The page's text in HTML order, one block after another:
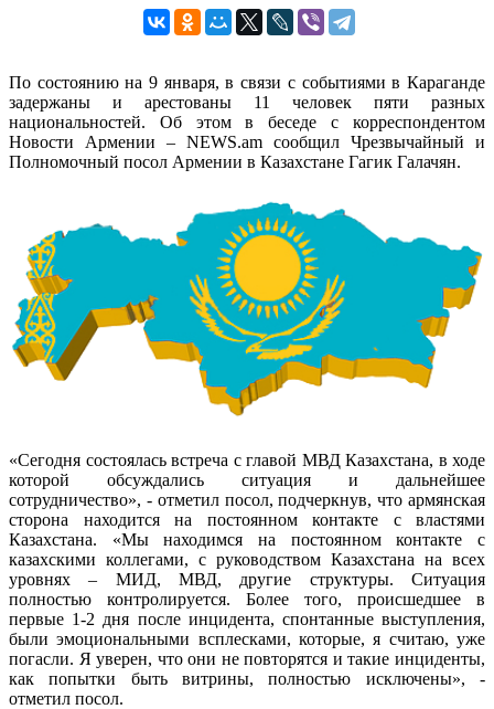
По состоянию на 9 января, в связи с событиями в Караганде
задержаны и арестованы 11 человек пяти разных
национальностей. Об этом в беседе с корреспондентом
Новости Армении – NEWS.am сообщил Чрезвычайный и
Полномочный посол Армении в Казахстане Гагик Галачян.
«Сегодня состоялась встреча с главой МВД Казахстана, в ходе
которой обсуждались ситуация и дальнейшее
сотрудничество», - отметил посол, подчеркнув, что армянская
сторона находится на постоянном контакте с властями
Казахстана. «Мы находимся на постоянном контакте с
казахскими коллегами, с руководством Казахстана на всех
уровнях – МИД, МВД, другие структуры. Ситуация
полностью контролируется. Более того, происшедшее в
первые 1-2 дня после инцидента, спонтанные выступления,
были эмоциональными всплесками, которые, я считаю, уже
погасли. Я уверен, что они не повторятся и такие инциденты,
как попытки быть витрины, полностью исключены», -
отметил посол.